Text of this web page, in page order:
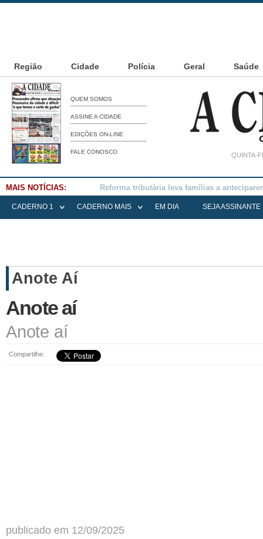
Região Cidade Polícia Geral Saúde
QUEM SOMOS
ASSINE A CIDADE
EDIÇÕES ON-LINE
FALE CONOSCO QUINTA-
MAIS NOTÍCIAS: Falece Elena Menoia Cesarin
CADERNO 1 CADERNO MAIS EM DIA SEJA ASSINANTE
Anote Aí
Anote aí
Anote aí
Compartilhe:
publicado em 12/09/2025